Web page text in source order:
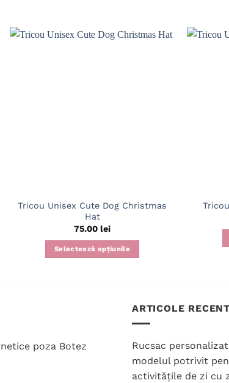
Tricou Unisex Cute Dog Christmas
Hat
75.00 lei
Selectează opțiunile
poza Botez
ARTICOLE
Rucsac
modelul potrivit
activitățile de zi cu